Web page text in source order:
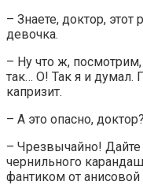
– Знаете, доктор, этот
девочка.
– Ну что ж,
так… О! Так я и думал.
капризит.
– А это опасно, доктор?
– Чрезвычайно! Дайте
чернильного
фантиком от